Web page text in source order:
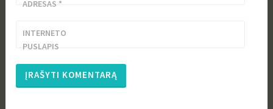
ADRESAS *
INTERNETO
PUSLAPIS